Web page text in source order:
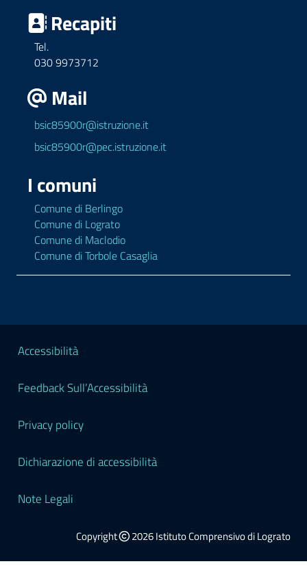
Recapiti
Tel.
030 9973712
Mail
bsic85900r@istruzione.it
bsic85900r@pec.istruzione.it
I comuni
Comune di Berlingo
Comune di Lograto
Comune di Maclodio
Comune di Torbole Casaglia
Sezione Legale
Accessibilità
Feedback Sull’Accessibilità
Privacy policy
Dichiarazione di accessibilità
Note Legali
Copyright 2026 Istituto Comprensivo di Lograto